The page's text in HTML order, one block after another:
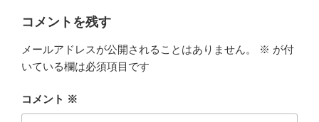
コメントを残す
メールアドレスが公開されることはありません。 ※ が付
いている欄は必須項目です
コメント ※